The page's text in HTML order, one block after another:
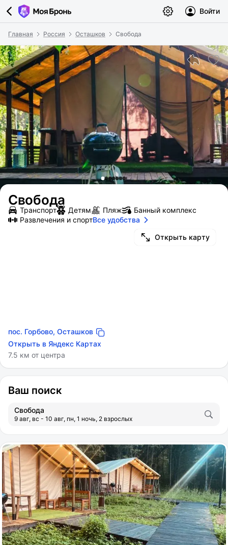
Войти
Главная Россия Осташков Свобода
Свобода
Открыть карту
пос. Горбово, Осташков
Открыть в Яндекс Картах
7.5 км от центра
Транспорт Детям Пляж
Банный комплекс
Развлечения и спортВсе удобства
Ваш поиск
Свобода
9 авг, вс - 10 авг, пн, 1 ночь, 2 взрослых